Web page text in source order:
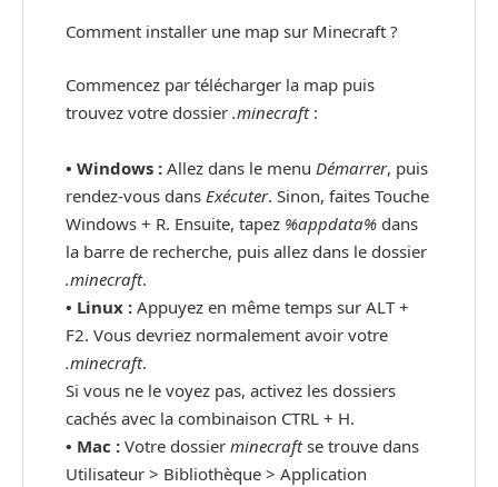
Comment installer une map sur Minecraft ?
Commencez par télécharger la map puis
trouvez votre dossier .minecraft:
• Windows : Allez dans le menu Démarrer, puis
rendez-vous dans Exécuter. Sinon, faites Touche
Windows + R. Ensuite, tapez %appdata% dans
la barre de recherche, puis allez dans le dossier
.minecraft.
• Linux : Appuyez en même temps sur ALT +
F2. Vous devriez normalement avoir votre
.minecraft.
Si vous ne le voyez pas, activez les dossiers
cachés avec la combinaison CTRL + H.
• Mac : Votre dossier minecraftse trouve dans
Utilisateur > Bibliothèque > Application